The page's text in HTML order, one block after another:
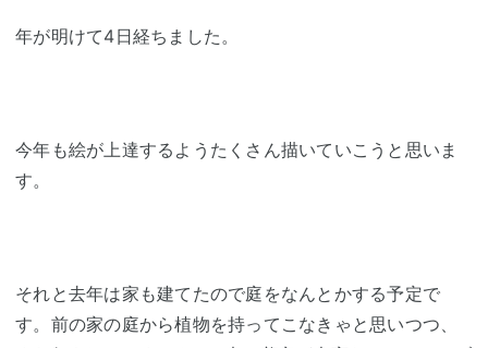
年が明けて4日経ちました。
今年も絵が上達するようたくさん描いていこうと思いま
す。
それと去年は家も建てたので庭をなんとかする予定で
す。前の家の庭から植物を持ってこなきゃと思いつつ、